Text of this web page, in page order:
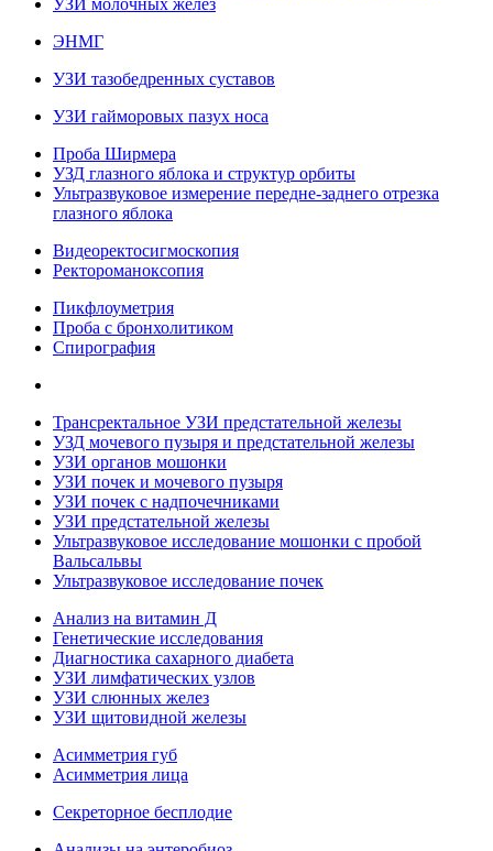
УЗИ молочных желез
ЭНМГ
УЗИ тазобедренных суставов
УЗИ гайморовых пазух носа
Проба Ширмера
УЗД глазного яблока и структур орбиты
Ультразвуковое измерение передне-заднего отрезка
глазного яблока
Видеоректосигмоскопия
Ректороманоксопия
Пикфлоуметрия
Проба с бронхолитиком
Спирография
Трансректальное УЗИ предстательной железы
УЗД мочевого пузыря и предстательной железы
УЗИ органов мошонки
УЗИ почек и мочевого пузыря
УЗИ почек с надпочечниками
УЗИ предстательной железы
Ультразвуковое исследование мошонки с пробой
Вальсальвы
Ультразвуковое исследование почек
Анализ на витамин Д
Генетические исследования
Диагностика сахарного диабета
УЗИ лимфатических узлов
УЗИ слюнных желез
УЗИ щитовидной железы
Асимметрия губ
Асимметрия лица
Секреторное бесплодие